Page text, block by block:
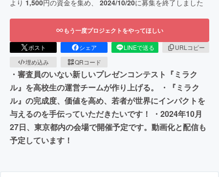
より 1,500円の資金を集め、 2024/10/20に募集を終了しました
もう一度プロジェクトをやってほしい
ポスト シェア LINEで送る
URLコピー
埋め込み
QRコード
・審査員のいない新しいプレゼンコンテスト『ミラク
ル』を高校生の運営チームが作り上げる。 ・『ミラク
ル』の完成度、価値を高め、若者が世界にインパクトを
与えるのを手伝っていただきたいです！ ・2024年10月
27日、東京都内の会場で開催予定です。動画化と配信も
予定しています！